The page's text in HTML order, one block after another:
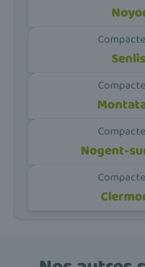
Nogent-